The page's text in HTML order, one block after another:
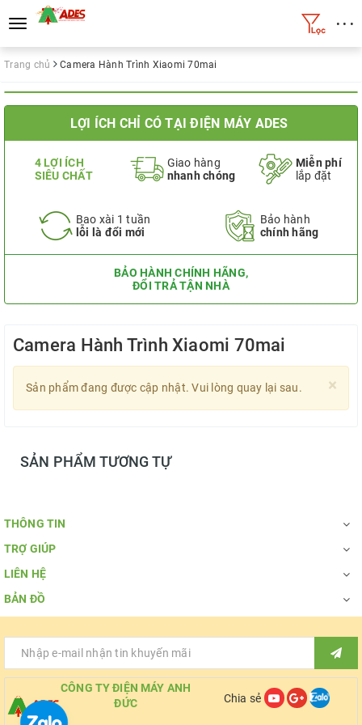
Toggle
navigation
• • •
Trang chủ Camera Hành Trình Xiaomi 70mai
LỢI ÍCH CHỈ CÓ TẠI ĐIỆN MÁY ADES
4 LỢI ÍCH
SIÊU CHẤT
Giao hàng
nhanh chóng
Miễn phí
lắp đặt
Bao xài 1 tuần
lỗi là đổi mới
Bảo hành
chính hãng
BẢO HÀNH CHÍNH HÃNG,
ĐỔI TRẢ TẬN NHÀ
Camera Hành Trình Xiaomi 70mai
×
Sản phẩm đang được cập nhật. Vui lòng quay lại sau.
SẢN PHẨM TƯƠNG TỰ
THÔNG TIN
TRỢ GIÚP
LIÊN HỆ
BẢN ĐỒ
CÔNG TY ĐIỆN MÁY ANH
ĐỨC
Chia sẻ